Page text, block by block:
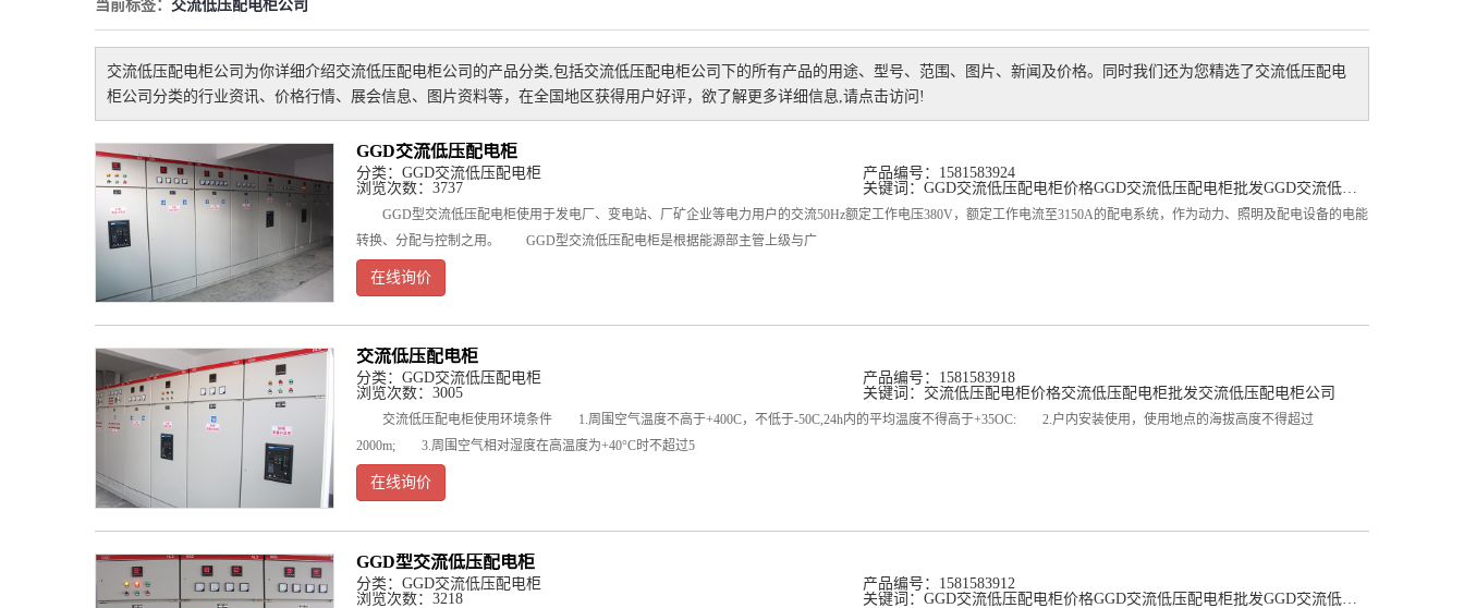
当前标签： 交流低压配电柜公司
交流低压配电柜公司 为你详细介绍交流低压配电柜公司 的产品分类,包括交流低压配电柜公司 下的所有产品的用途、型号、范围、图片、新闻及价格。同时我们还为您精选了 交流低压配电
柜公司 分类的行业资讯、价格行情、展会信息、图片资料等，在全国地区获得用户好评，欲了解更多详细信息,请点击访问!
GGD交流低压配电柜
分类： GGD交流低压配电柜
产品编号：1581583924
浏览次数：3737
关键词： GGD交流低压配电柜价格GGD交流低压配电柜批发GGD交流低压配电柜公司
GGD型交流低压配电柜使用于发电厂、变电站、厂矿企业等电力用户的交流50Hz额定工作电压380V，额定工作电流至3150A的配电系统，作为动力、照明及配电设备的电能
转换、分配与控制之用。 GGD型交流低压配电柜是根据能源部主管上级与广
在线询价
交流低压配电柜
分类： GGD交流低压配电柜
产品编号：1581583918
浏览次数：3005
关键词： 交流低压配电柜价格交流低压配电柜批发交流低压配电柜公司
交流低压配电柜使用环境条件 1.周围空气温度不高于+400C，不低于-50C,24h内的平均温度不得高于+35OC: 2.户内安装使用，使用地点的海拔高度不得超过
2000m; 3.周围空气相对湿度在高温度为+40°C时不超过5
在线询价
GGD型交流低压配电柜
分类： GGD交流低压配电柜
产品编号：1581583912
浏览次数：3218
关键词： GGD交流低压配电柜价格GGD交流低压配电柜批发GGD交流低压配电柜公司